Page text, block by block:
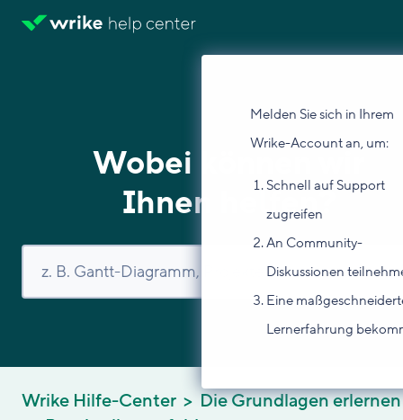
Melden Sie sich in Ihrem
Wrike-Account an, um:
Schnell auf Support
zugreifen
An Community-
Diskussionen
Eine
Lernerfahrung
Wobei können wir
Ihnen helfen?
Wrike Hilfe-Center
Die Grundlagen erlernen